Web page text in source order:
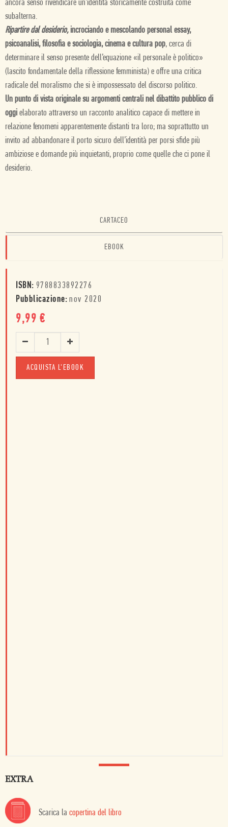
ancora senso rivendicare un’identità storicamente costruita come
subalterna.
Ripartire dal desiderio,incrociando e mescolando personal essay,
psicoanalisi, filosofia e sociologia, cinema e cultura pop, cerca di
determinare il senso presente dell’equazione «il personale è politico»
(lascito fondamentale della riflessione femminista) e offre una critica
radicale del moralismo che si è impossessato del discorso politico.
Un punto di vista originale su argomenti centrali nel dibattito pubblico di
oggi elaborato attraverso un racconto analitico capace di mettere in
relazione fenomeni apparentemente distanti tra loro; ma soprattutto un
invito ad abbandonare il porto sicuro dell’identità per porsi sfide più
ambiziose e domande più inquietanti, proprio come quelle che ci pone il
desiderio.
CARTACEO
EBOOK
ISBN: 9788833892276
Pubblicazione: nov 2020
9,99 €
ACQUISTA L'EBOOK
EXTRA
Scarica la copertina del libro